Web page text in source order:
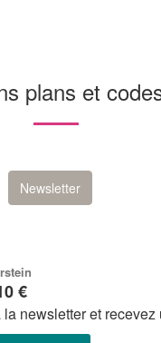
plans et
Newsletter
€
newsletter et